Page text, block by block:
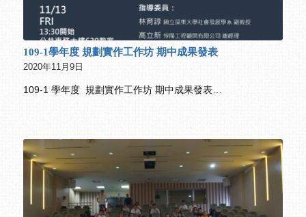
109-1學年度 規劃實作工作坊 期中成果發表
2020年11月9日
109-1 學年度 規劃實作工作坊 期中成果發表…